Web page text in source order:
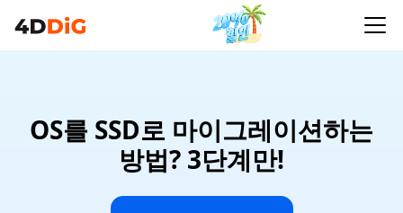
OS를 SSD로 마이그레이션하는
방법? 3단계만!